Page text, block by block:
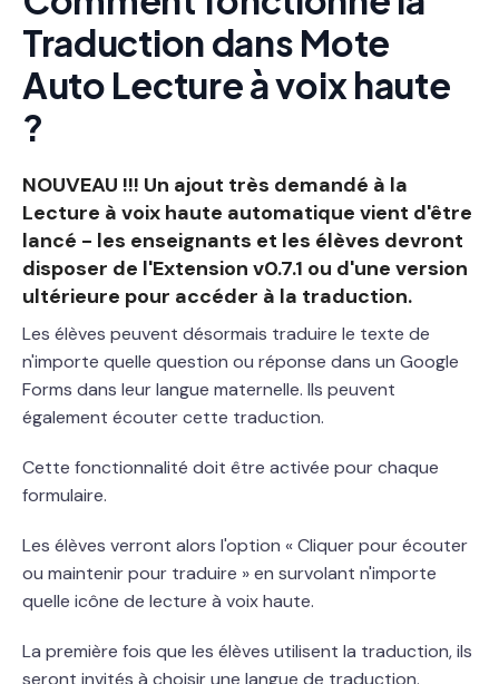
Traduction dans Mote
Auto Lecture à voix haute
?
NOUVEAU !!! Un ajout très demandé à la
Lecture à voix haute automatique vient d'être
lancé - les enseignants et les élèves devront
disposer de l'Extension v0.7.1 ou d'une version
ultérieure pour accéder à la traduction.
Les élèves peuvent désormais traduire le texte de
n'importe quelle question ou réponse dans un Google
Forms dans leur langue maternelle. Ils peuvent
également écouter cette traduction.
Cette fonctionnalité doit être activée pour chaque
formulaire.
Les élèves verront alors l'option « Cliquer pour écouter
ou maintenir pour traduire » en survolant n'importe
quelle icône de lecture à voix haute.
La première fois que les élèves utilisent la traduction, ils
seront invités à choisir une langue de traduction.